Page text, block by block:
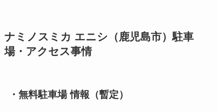
ナミノスミカ エニシ（鹿児島市）駐車
場・アクセス事情
・無料駐車場 情報（暫定）